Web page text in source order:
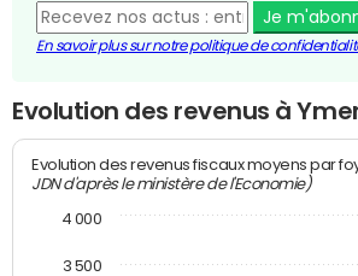
Je
En savoir plus sur notre politique de
Evolution des revenus à
Evolution des revenus fiscaux moyens par
JDN d'après le ministère de l'Economie)
3 500
4 000